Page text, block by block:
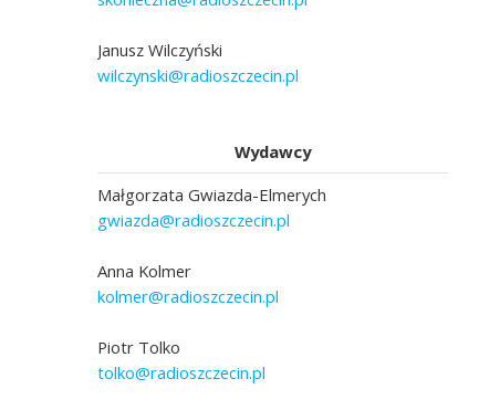
Janusz Wilczyński
wilczynski@radioszczecin.pl
Wydawcy
Małgorzata Gwiazda-Elmerych
gwiazda@radioszczecin.pl
Anna Kolmer
kolmer@radioszczecin.pl
Piotr Tolko
tolko@radioszczecin.pl